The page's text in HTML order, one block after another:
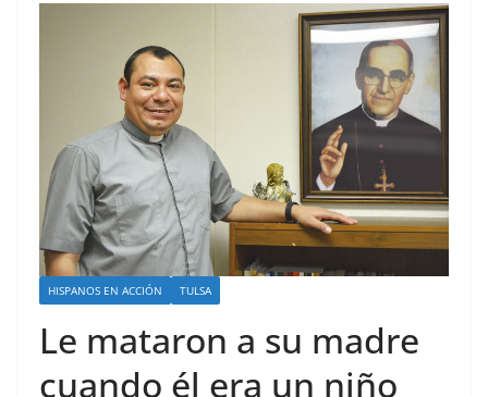
HISPANOS EN ACCIÓN TULSA
Le mataron a su madre
cuando él era un niño